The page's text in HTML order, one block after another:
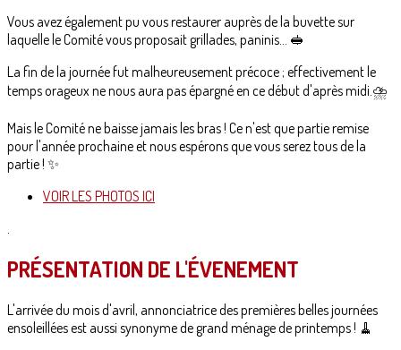
Vous avez également pu vous restaurer auprès de la buvette sur
laquelle le Comité vous proposait grillades, paninis... 🥪
La fin de la journée fut malheureusement précoce ; effectivement le
temps orageux ne nous aura pas épargné en ce début d'après midi.⛈️
Mais le Comité ne baisse jamais les bras ! Ce n'est que partie remise
pour l'année prochaine et nous espérons que vous serez tous de la
partie ! ✨️
VOIR LES PHOTOS ICI
.
PRÉSENTATION DE L'ÉVENEMENT
L'arrivée du mois d'avril, annonciatrice des premières belles journées
ensoleillées est aussi synonyme de grand ménage de printemps ! 🧹